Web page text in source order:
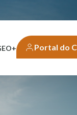
Portal do